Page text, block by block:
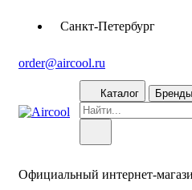
order@aircool.ru
Санкт-Петербург
Каталог Бренды
Официальный интернет-